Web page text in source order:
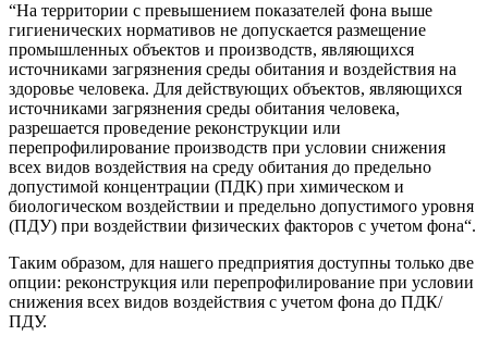
“На территории с превышением показателей фона выше
гигиенических нормативов не допускается размещение
промышленных объектов и производств, являющихся
источниками загрязнения среды обитания и воздействия на
здоровье человека. Для действующих объектов, являющихся
источниками загрязнения среды обитания человека,
разрешается проведение реконструкции или
перепрофилирование производств при условии снижения
всех видов воздействия на среду обитания до предельно
допустимой концентрации (ПДК) при химическом и
биологическом воздействии и предельно допустимого уровня
(ПДУ) при воздействии физических факторов с учетом фона“.
Таким образом, для нашего предприятия доступны только две
опции: реконструкция или перепрофилирование при условии
снижения всех видов воздействия с учетом фона до ПДК/
ПДУ.